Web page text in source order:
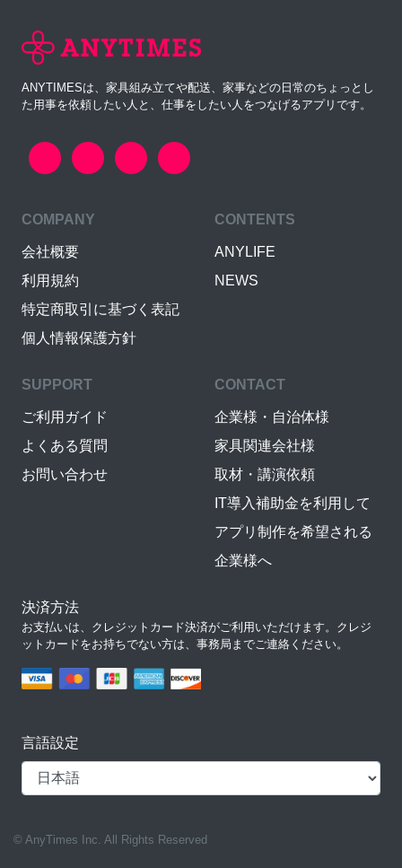
ANYTIMESは、家具組み立てや配送、家事などの日常のちょっとし
た用事を依頼したい人と、仕事をしたい人をつなげるアプリです。
COMPANY
会社概要
利用規約
特定商取引に基づく表記
個人情報保護方針
CONTENTS
ANYLIFE
NEWS
SUPPORT
ご利用ガイド
よくある質問
お問い合わせ
CONTACT
企業様・自治体様
家具関連会社様
取材・講演依頼
IT導入補助金を利用して
アプリ制作を希望される
企業様へ
決済方法
お支払いは、クレジットカード決済がご利用いただけます。クレジ
ットカードをお持ちでない方は、事務局までご連絡ください。
言語設定
© AnyTimes Inc. All Rights Reserved